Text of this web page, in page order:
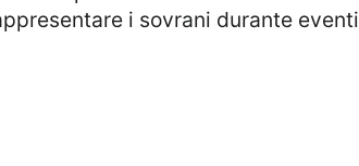
i sovrani durante eventi